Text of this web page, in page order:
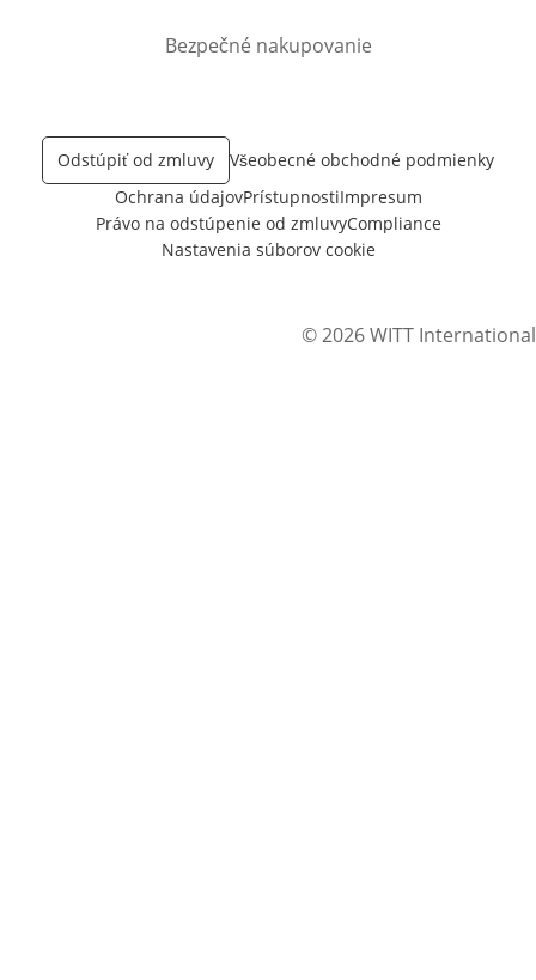
Bezpečné nakupovanie
Odstúpiť od zmluvy
Všeobecné obchodné podmienky
Ochrana údajovPrístupnostiImpresum
Právo na odstúpenie od zmluvyCompliance
Nastavenia súborov cookie
© 2026 WITT International